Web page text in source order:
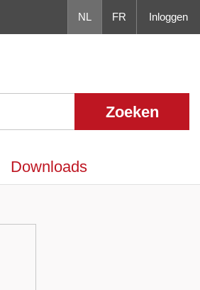
NL FR Inloggen
Zoeken
Downloads